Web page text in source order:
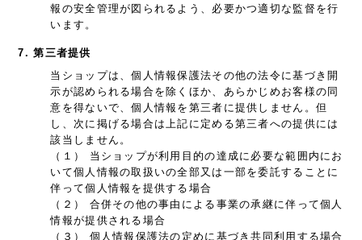
報の安全管理が図られるよう、必要かつ適切な監督を行
います。
7. 第三者提供
当ショップは、個人情報保護法その他の法令に基づき開
示が認められる場合を除くほか、あらかじめお客様の同
意を得ないで、個人情報を第三者に提供しません。但
し、次に掲げる場合は上記に定める第三者への提供には
該当しません。
（１） 当ショップが利用目的の達成に必要な範囲内にお
いて個人情報の取扱いの全部又は一部を委託することに
伴って個人情報を提供する場合
（２） 合併その他の事由による事業の承継に伴って個人
情報が提供される場合
（３） 個人情報保護法の定めに基づき共同利用する場合